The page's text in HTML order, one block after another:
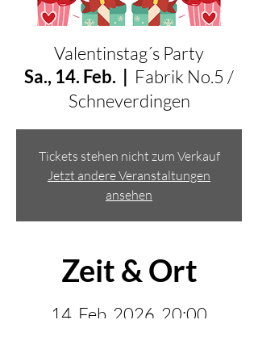
Valentinstag´s Party
Sa., 14. Feb.
Fabrik No.5 /
Schneverdingen
Tickets stehen nicht zum Verkauf
Jetzt andere Veranstaltungen
ansehen
Zeit & Ort
14. Feb. 2026, 20:00